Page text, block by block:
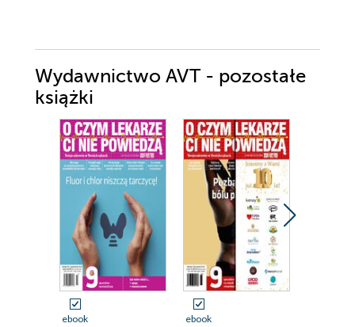
Wydawnictwo AVT - pozostałe
książki
ebook
ebook